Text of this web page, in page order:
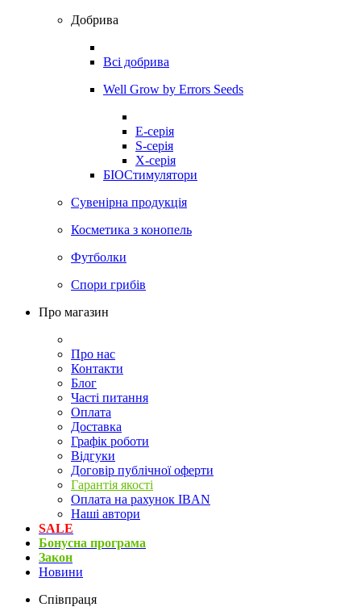
Добрива
Всі добрива
Well Grow by Errors Seeds
E-серія
S-серія
X-серія
БІОСтимулятори
Сувенірна продукція
Косметика з конопель
Футболки
Спори грибів
Про магазин
Про нас
Контакти
Блог
Часті питання
Оплата
Доставка
Графік роботи
Відгуки
Договір публічної оферти
Гарантія якості
Оплата на рахунок IBAN
Наші автори
SALE
Бонусна програма
Закон
Новини
Співпраця